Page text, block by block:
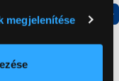
annak konkrét
megjelenítése